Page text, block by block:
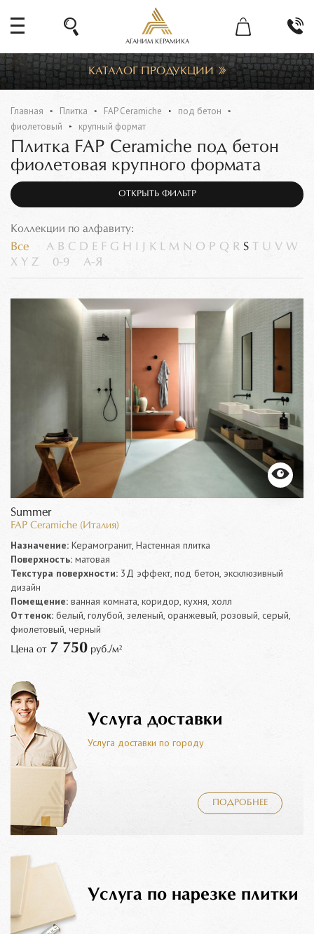
АГАНИМ КЕРАМИКА
КАТАЛОГ ПРОДУКЦИИ
Главная Плитка FAP Ceramiche
под бетон
фиолетовый
крупный формат
Плитка FAP Ceramiche под бетон
фиолетовая крупного формата
ОТКРЫТЬ ФИЛЬТР
Коллекции по алфавиту:
Все A B C D E F G H K L M N O P Q R S U V W
X Y Z 0-9 А-Я
Summer
FAP Ceramiche (Италия)
Назначение: Керамогранит, Настенная плитка
Поверхность: матовая
Текстура поверхности: 3Д эффект, под бетон, эксклюзивный
дизайн
Помещение: ванная комната, коридор, кухня, холл
Оттенок: белый, голубой, зеленый, оранжевый, розовый, серый,
фиолетовый, черный
Цена от 7 750 руб./м²
Услуга доставки
Услуга доставки по городу
ПОДРОБНЕЕ
Услуга по нарезке плитки